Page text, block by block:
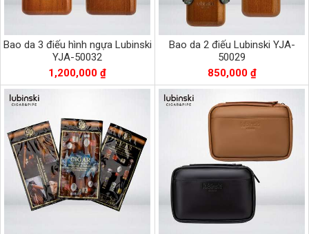
Bao da 3 điếu hình ngựa Lubinski
YJA-50032
1,200,000 ₫
Bao da 2 điếu Lubinski YJA-
50029
850,000 ₫